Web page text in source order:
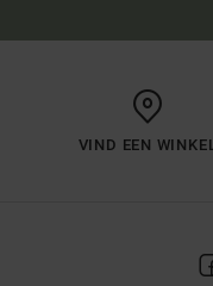
VIND EEN WINKEL